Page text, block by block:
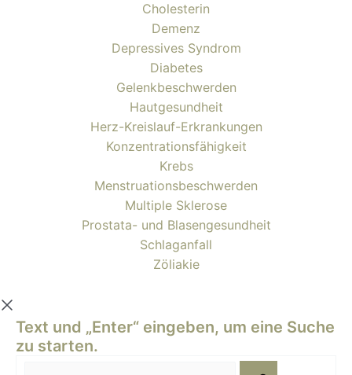
Cholesterin
Demenz
Depressives Syndrom
Diabetes
Gelenkbeschwerden
Hautgesundheit
Herz-Kreislauf-Erkrankungen
Konzentrationsfähigkeit
Krebs
Menstruationsbeschwerden
Multiple Sklerose
Prostata- und Blasengesundheit
Schlaganfall
Zöliakie
Text und „Enter“ eingeben, um eine Suche
zu starten.